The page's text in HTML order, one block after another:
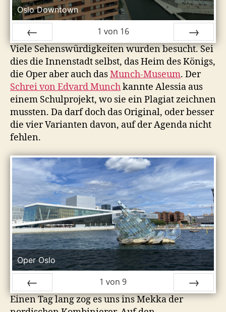
Oslo Downtown
ZURÜCK
1 von 16
VOR
Viele Sehenswürdigkeiten wurden besucht. Sei
dies die Innenstadt selbst, das Heim des Königs,
die Oper aber auch dasMunch-Museum. Der
Schrei von Edvard Munchkannte Alessia aus
einem Schulprojekt, wo sie ein Plagiat zeichnen
mussten. Da darf doch das Original, oder besser
die vier Varianten davon, auf der Agenda nicht
fehlen.
Oper Oslo
ZURÜCK
1 von 9
VOR
Einen Tag lang zog es uns ins Mekka der